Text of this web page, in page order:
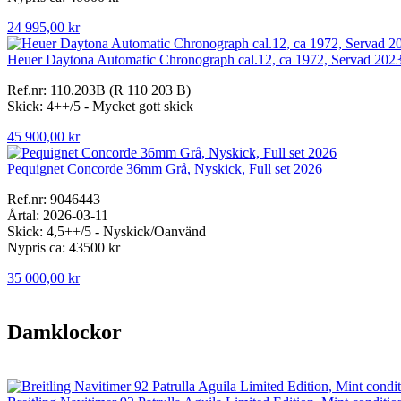
24 995,00 kr
Heuer Daytona Automatic Chronograph cal.12, ca 1972, Servad
Ref.nr: 110.203B (R 110 203 B)
Skick: 4++/5 - Mycket gott skick
45 900,00 kr
Pequignet Concorde 36mm Grå, Nyskick, Full set 2026
Ref.nr: 9046443
Årtal: 2026-03-11
Skick: 4,5++/5 - Nyskick/Oanvänd
Nypris ca: 43500 kr
35 000,00 kr
Damklockor